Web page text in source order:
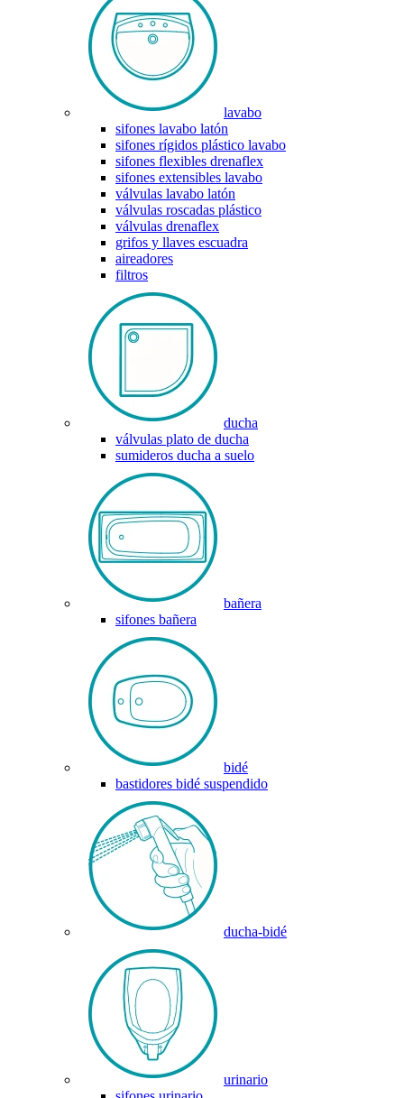
lavabo
sifones lavabo latón
sifones rígidos plástico lavabo
sifones flexibles drenaflex
sifones extensibles lavabo
válvulas lavabo latón
válvulas roscadas plástico
válvulas drenaflex
grifos y llaves escuadra
aireadores
filtros
ducha
válvulas plato de ducha
sumideros ducha a suelo
bañera
sifones bañera
bidé
bastidores bidé suspendido
ducha-bidé
urinario